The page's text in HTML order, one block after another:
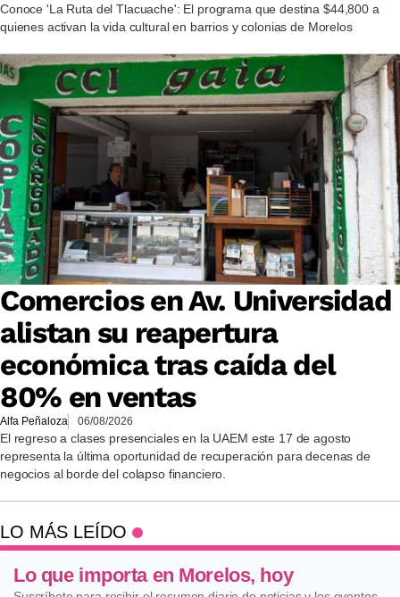
Conoce 'La Ruta del Tlacuache': El programa que destina $44,800 a
quienes activan la vida cultural en barrios y colonias de Morelos
Comercios en Av. Universidad
alistan su reapertura
económica tras caída del
80% en ventas
Alfa Peñaloza 06/08/2026
El regreso a clases presenciales en la UAEM este 17 de agosto
representa la última oportunidad de recuperación para decenas de
negocios al borde del colapso financiero.
LO MÁS LEÍDO
Lo que importa en Morelos, hoy